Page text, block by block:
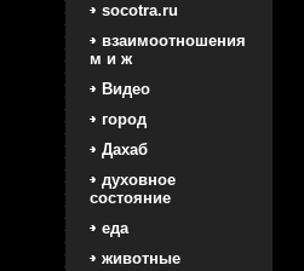
socotra.ru
взаимоотношения
м и ж
Видео
город
Дахаб
духовное
состояние
еда
животные